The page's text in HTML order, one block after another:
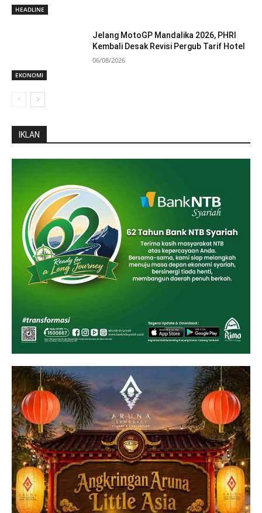
HEADLINE
EKONOMI
Jelang MotoGP Mandalika 2026, PHRI
Kembali Desak Revisi Pergub Tarif Hotel
06/08/2026
IKLAN